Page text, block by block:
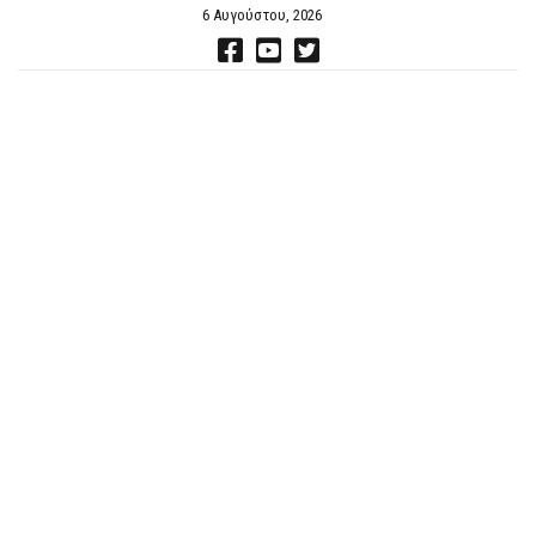
6 Αυγούστου, 2026